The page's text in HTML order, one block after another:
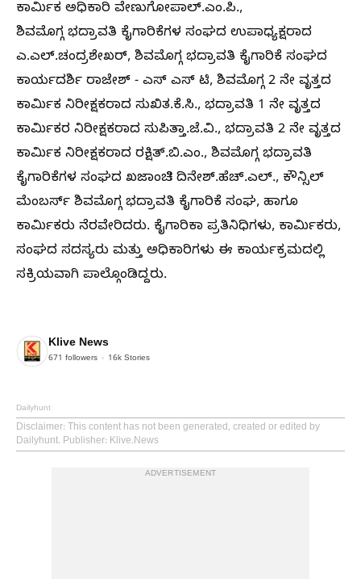
ಕಾರ್ಮಿಕ ಅಧಿಕಾರಿ ವೇಣುಗೋಪಾಲ್.ಎಂ.ಪಿ.,
ಶಿವಮೊಗ್ಗ ಭದ್ರಾವತಿ ಕೈಗಾರಿಕೆಗಳ ಸಂಘದ ಉಪಾಧ್ಯಕ್ಷರಾದ
ಎ.ಎಲ್.ಚಂದ್ರಶೇಖರ್, ಶಿವಮೊಗ್ಗ ಭದ್ರಾವತಿ ಕೈಗಾರಿಕೆ ಸಂಘದ
ಕಾರ್ಯದರ್ಶಿ ರಾಜೇಶ್ - ಎಸ್ ಎಸ್ ಟಿ, ಶಿವಮೊಗ್ಗ 2 ನೇ ವೃತ್ತದ
ಕಾರ್ಮಿಕ ನಿರೀಕ್ಷಕರಾದ ಸುಖಿತ.ಕೆ.ಸಿ., ಭದ್ರಾವತಿ 1 ನೇ ವೃತ್ತದ
ಕಾರ್ಮಿಕರ ನಿರೀಕ್ಷಕರಾದ ಸುಪಿತ್ತಾ.ಜೆ.ವಿ., ಭದ್ರಾವತಿ 2 ನೇ ವೃತ್ತದ
ಕಾರ್ಮಿಕ ನಿರೀಕ್ಷಕರಾದ ರಕ್ಷಿತ್.ಬಿ.ಎಂ., ಶಿವಮೊಗ್ಗ ಭದ್ರಾವತಿ
ಕೈಗಾರಿಕೆಗಳ ಸಂಘದ ಖಜಾಂಚಿ ದಿನೇಶ್.ಹೆಚ್‌.ಎಲ್., ಕೌನ್ಸಿಲ್
ಮೆಂಬರ್ಸ್ ಶಿವಮೊಗ್ಗ ಭದ್ರಾವತಿ ಕೈಗಾರಿಕೆ ಸಂಘ, ಹಾಗೂ
ಕಾರ್ಮಿಕರು ನೆರವೇರಿದರು. ಕೈಗಾರಿಕಾ ಪ್ರತಿನಿಧಿಗಳು, ಕಾರ್ಮಿಕರು,
ಸಂಘದ ಸದಸ್ಯರು ಮತ್ತು ಅಧಿಕಾರಿಗಳು ಈ ಕಾರ್ಯಕ್ರಮದಲ್ಲಿ
ಸಕ್ರಿಯವಾಗಿ ಪಾಲ್ಗೊಂಡಿದ್ದರು.
Klive News
671 followers 16k Stories
Dailyhunt
Disclaimer: This content has not been generated, created or edited by
Dailyhunt. Publisher: Klive.News
ADVERTISEMENT